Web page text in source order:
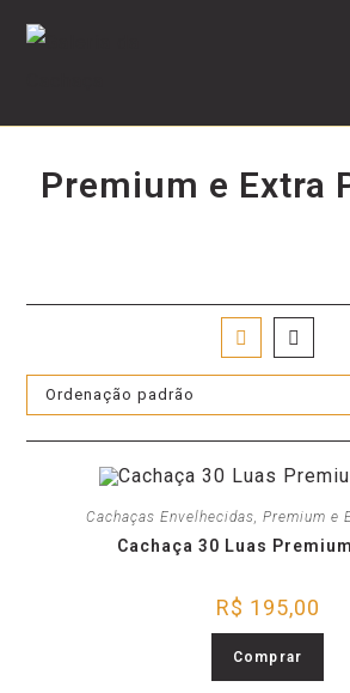
Premium e Extra
Ordenação padrão
Cachaças Envelhecidas Premium e
Cachaça 30 Luas
R$ 195,00
Comprar